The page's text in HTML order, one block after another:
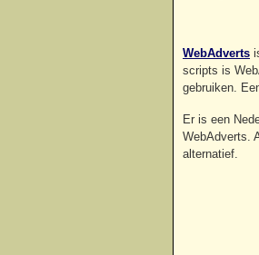
WebAdverts
scripts is
gebruiken.
Er is een
WebAdverts.
alternatief.